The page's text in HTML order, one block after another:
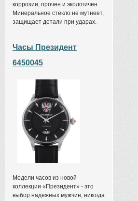
коррозии, прочен и экологичен.
Минеральное стекло не мутнеет,
защищает детали при ударах.
Часы Президент
6450045
Модели часов из новой
коллекции «Президент» - это
выбор надежных мужчин, никогда